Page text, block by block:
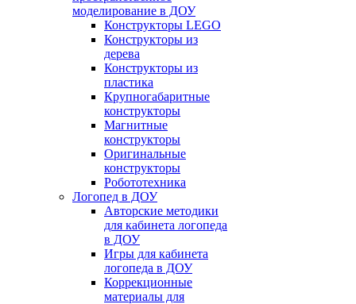
моделирование в ДОУ
Конструкторы LEGO
Конструкторы из
дерева
Конструкторы из
пластика
Крупногабаритные
конструкторы
Магнитные
конструкторы
Оригинальные
конструкторы
Робототехника
Логопед в ДОУ
Авторские методики
для кабинета логопеда
в ДОУ
Игры для кабинета
логопеда в ДОУ
Коррекционные
материалы для